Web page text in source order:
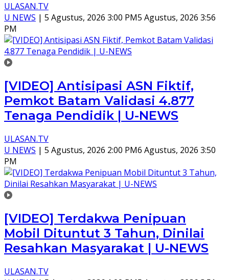
ULASAN.TV
U NEWS | 5 Agustus, 2026 3:00 PM5 Agustus, 2026 3:56
PM
[VIDEO] Antisipasi ASN Fiktif,
Pemkot Batam Validasi 4.877
Tenaga Pendidik | U-NEWS
ULASAN.TV
U NEWS | 5 Agustus, 2026 2:00 PM6 Agustus, 2026 3:50
PM
[VIDEO] Terdakwa Penipuan
Mobil Dituntut 3 Tahun, Dinilai
Resahkan Masyarakat | U-NEWS
ULASAN.TV